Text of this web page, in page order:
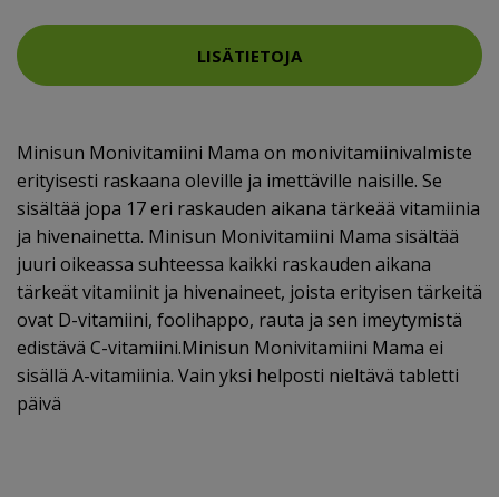
LISÄTIETOJA
Minisun Monivitamiini Mama on monivitamiinivalmiste
erityisesti raskaana oleville ja imettäville naisille. Se
sisältää jopa 17 eri raskauden aikana tärkeää vitamiinia
ja hivenainetta. Minisun Monivitamiini Mama sisältää
juuri oikeassa suhteessa kaikki raskauden aikana
tärkeät vitamiinit ja hivenaineet, joista erityisen tärkeitä
ovat D-vitamiini, foolihappo, rauta ja sen imeytymistä
edistävä C-vitamiini.Minisun Monivitamiini Mama ei
sisällä A-vitamiinia. Vain yksi helposti nieltävä tabletti
päivä